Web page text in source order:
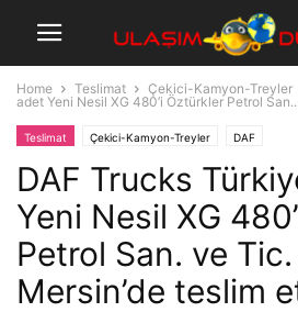
Home Teslimat Çekici-Kamyon-Treyler
adet Yeni Nesil XG 480’i Öztürkler Petrol
Teslimat Çekici-Kamyon-Treyler DAF
DAF Trucks
Yeni Nesil XG
Petrol San. ve Tic.
Mersin’de teslim